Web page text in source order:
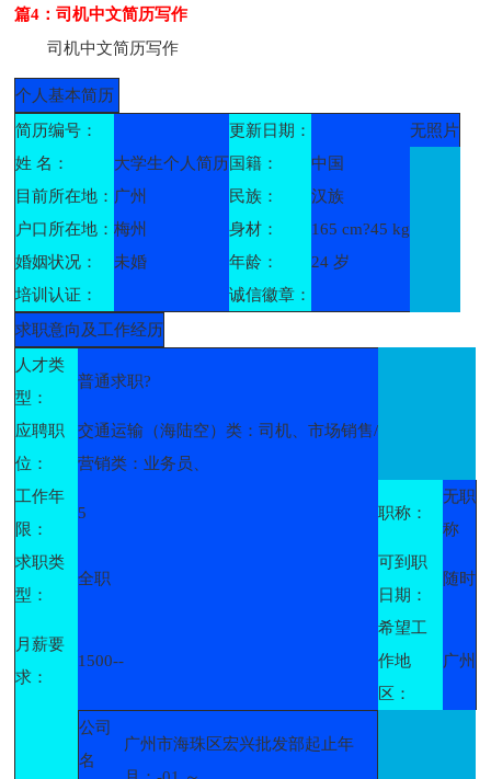
篇4：司机中文简历写作
司机中文简历写作
个人基本简历
简历编号：
更新日期：
无照片
姓 名：
大学生个人简历国籍：
中国
目前所在地： 广州 民族：
汉族
户口所在地：梅州 身材：
165 cm?45 kg
婚姻状况：
未婚 年龄：
24 岁
培训认证：
诚信徽章：
求职意向及工作经历
人才类
型：
普通求职?
应聘职
位：
交通运输（海陆空）类：司机、市场销售/
营销类：业务员、
工作年
限：
5 职称：
无职
称
求职类
型：
全职
可到职
日期：
随时
月薪要
求：
1500--
希望工
作地
区：
广州
公司
名
广州市海珠区宏兴批发部起止年